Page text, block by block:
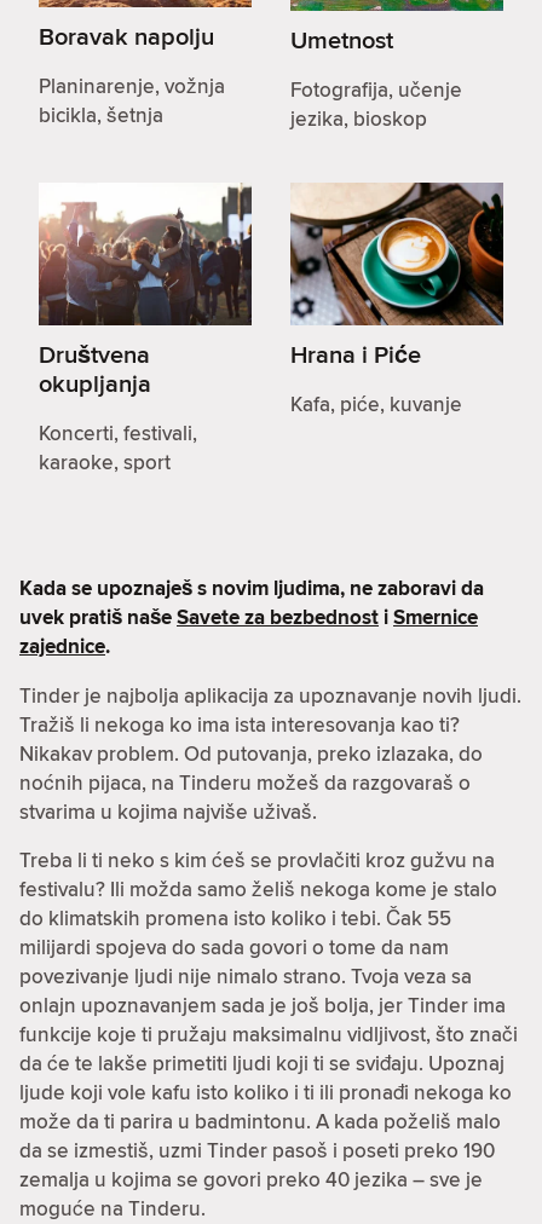
Boravak napolju
Planinarenje, vožnja
bicikla, šetnja
Umetnost
Fotografija, učenje
jezika, bioskop
Društvena
okupljanja
Koncerti, festivali,
karaoke, sport
Hrana i Piće
Kafa, piće, kuvanje
Kada se upoznaješ s novim ljudima, ne zaboravi da
uvek pratiš našeSavete za bezbednost iSmernice
zajednice.
Tinder je najbolja aplikacija za upoznavanje novih ljudi.
Tražiš li nekoga ko ima ista interesovanja kao ti?
Nikakav problem. Od putovanja, preko izlazaka, do
noćnih pijaca, na Tinderu možeš da razgovaraš o
stvarima u kojima najviše uživaš.
Treba li ti neko s kim ćeš se provlačiti kroz gužvu na
festivalu? Ili možda samo želiš nekoga kome je stalo
do klimatskih promena isto koliko i tebi. Čak 55
milijardi spojeva do sada govori o tome da nam
povezivanje ljudi nije nimalo strano. Tvoja veza sa
onlajn upoznavanjem sada je još bolja, jer Tinder ima
funkcije koje ti pružaju maksimalnu vidljivost, što znači
da će te lakše primetiti ljudi koji ti se sviđaju. Upoznaj
ljude koji vole kafu isto koliko i ti ili pronađi nekoga ko
može da ti parira u badmintonu. A kada poželiš malo
da se izmestiš, uzmi Tinder pasoš i poseti preko 190
zemalja u kojima se govori preko 40 jezika – sve je
moguće na Tinderu.